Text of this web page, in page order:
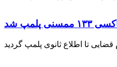
۱۳۳ ممسنی پلمپ شد